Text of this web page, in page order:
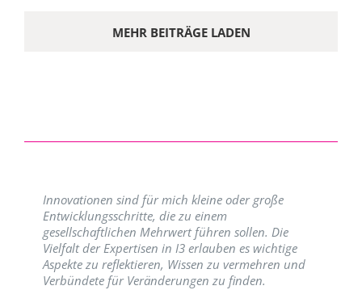
MEHR BEITRÄGE LADEN
Innovationen sind für mich kleine oder große
Entwicklungsschritte, die zu einem
gesellschaftlichen Mehrwert führen sollen. Die
Vielfalt der Expertisen in I3 erlauben es wichtige
Aspekte zu reflektieren, Wissen zu vermehren und
Verbündete für Veränderungen zu finden.